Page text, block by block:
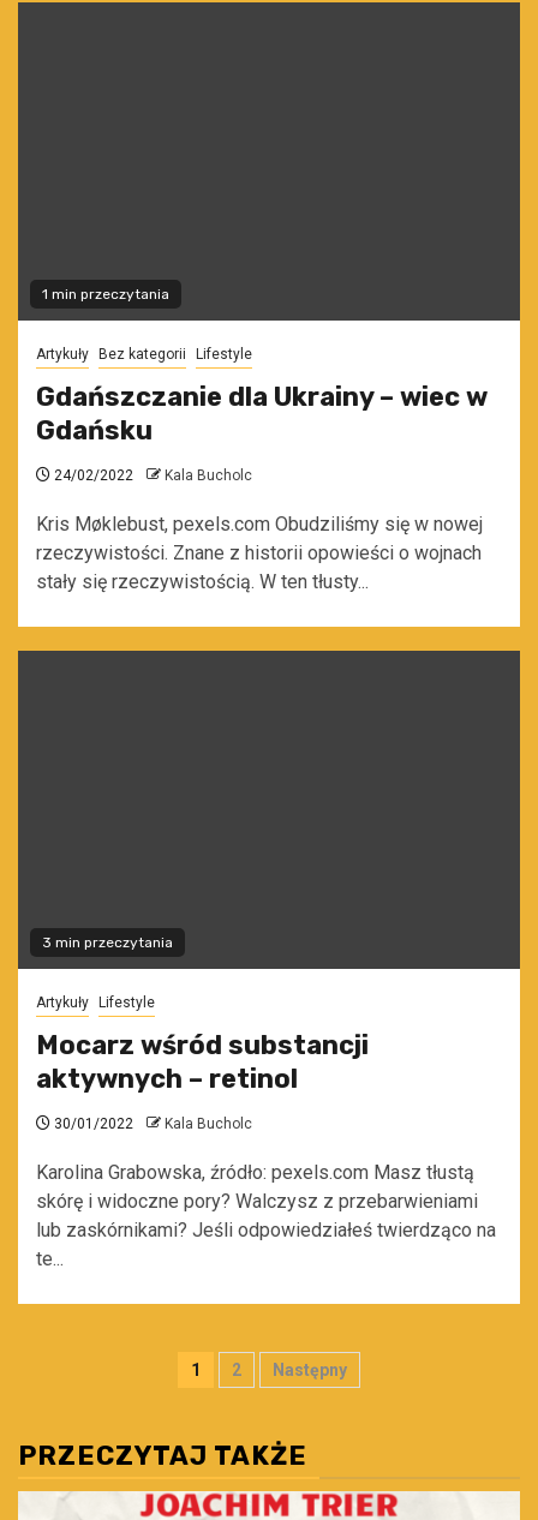
1 min przeczytania
Artykuły Bez kategorii Lifestyle
Gdańszczanie dla Ukrainy – wiec w
Gdańsku
24/02/2022 Kala Bucholc
Kris Møklebust, pexels.com Obudziliśmy się w nowej
rzeczywistości. Znane z historii opowieści o wojnach
stały się rzeczywistością. W ten tłusty...
3 min przeczytania
Artykuły Lifestyle
Mocarz wśród substancji
aktywnych – retinol
30/01/2022 Kala Bucholc
Karolina Grabowska, źródło: pexels.com Masz tłustą
skórę i widoczne pory? Walczysz z przebarwieniami
lub zaskórnikami? Jeśli odpowiedziałeś twierdząco na
te...
Stronicowanie
1 2 Następny
PRZECZYTAJ TAKŻE